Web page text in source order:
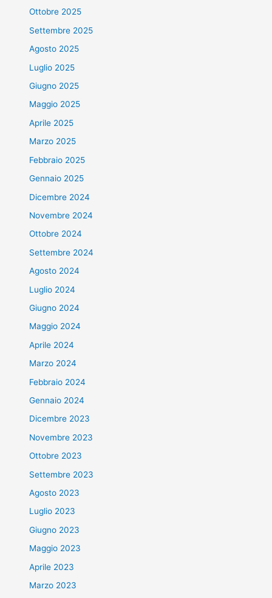
Ottobre 2025
Settembre 2025
Agosto 2025
Luglio 2025
Giugno 2025
Maggio 2025
Aprile 2025
Marzo 2025
Febbraio 2025
Gennaio 2025
Dicembre 2024
Novembre 2024
Ottobre 2024
Settembre 2024
Agosto 2024
Luglio 2024
Giugno 2024
Maggio 2024
Aprile 2024
Marzo 2024
Febbraio 2024
Gennaio 2024
Dicembre 2023
Novembre 2023
Ottobre 2023
Settembre 2023
Agosto 2023
Luglio 2023
Giugno 2023
Maggio 2023
Aprile 2023
Marzo 2023